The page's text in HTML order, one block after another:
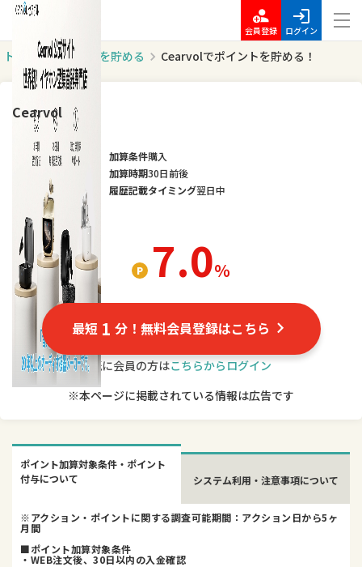
会員登録 ログイン
トップ ポイントを貯める Cearvolでポイントを貯める！
Cearvol
7.0％
加算条件購入
加算時期30日前後
履歴記載タイミング翌日中
最短 1 分！無料会員登録はこちら
既に会員の方はこちらからログイン
※本ページに掲載されている情報は広告です
ポイント加算対象条件・ポイント
付与について
システム利用・注意事項について
※アクション・ポイントに関する調査可能期間：アクション日から5ヶ
月間
■ポイント加算対象条件
・WEB注文後、30日以内の入金確認